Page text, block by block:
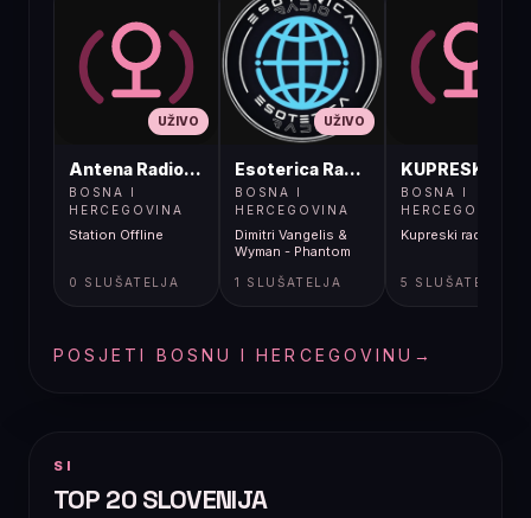
UŽIVO
Antena Radio, Jelah Tešanj
BOSNA I
HERCEGOVINA
Station Offline
0 SLUŠATELJA
UŽIVO
Esoterica Radio S1
BOSNA I
HERCEGOVINA
Dimitri Vangelis &
Wyman - Phantom
1 SLUŠATELJA
BOSNA I
HERCEGOVINA
Kupreski radio
5 SLUŠATELJA
POSJETI BOSNU I HERCEGOVINU →
SI
TOP 20 SLOVENIJA